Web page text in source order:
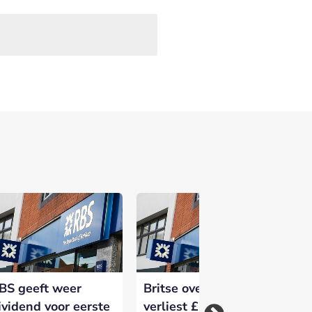
en zichtbaar te maken op
geeft weer
voor eerste
Britse overheid
verliest £2 miljard